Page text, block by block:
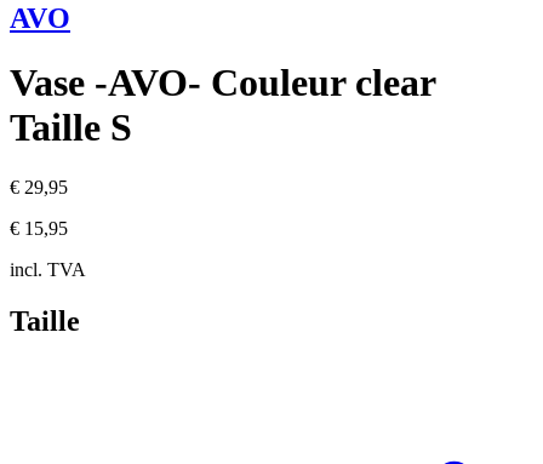
AVO
Vase -AVO- Couleur clear
Taille S
€ 29,95
€ 15,95
incl. TVA
Taille